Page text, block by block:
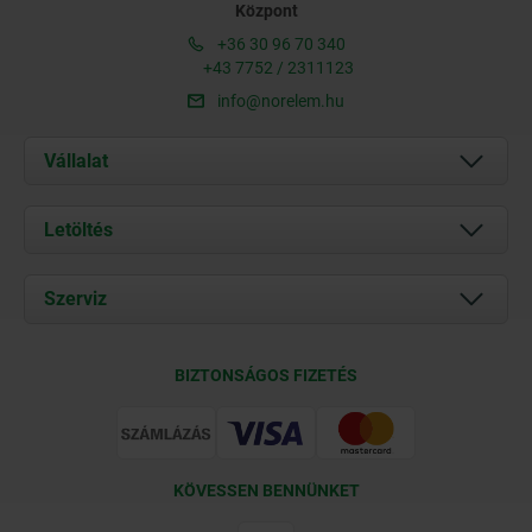
Központ
+36 30 96 70 340
+43 7752 / 2311123
info@norelem.hu
Vállalat
Rólunk
Kapcsolat
Letöltés
Documents
Szerviz
BIZTONSÁGOS FIZETÉS
KÖVESSEN BENNÜNKET